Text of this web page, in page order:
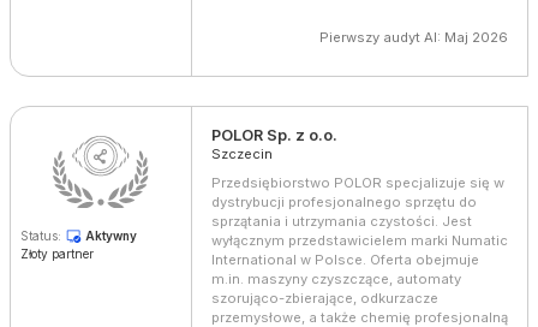
Pierwszy audyt AI: Maj 2026
Status:
Aktywny
Złoty partner
POLOR Sp. z o.o.
Szczecin
Przedsiębiorstwo POLOR specjalizuje się w
dystrybucji profesjonalnego sprzętu do
sprzątania i utrzymania czystości. Jest
wyłącznym przedstawicielem marki Numatic
International w Polsce. Oferta obejmuje
m.in. maszyny czyszczące, automaty
szorująco-zbierające, odkurzacze
przemysłowe, a także chemię profesjonalną